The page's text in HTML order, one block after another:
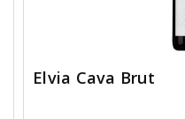
Elvia Cava Brut